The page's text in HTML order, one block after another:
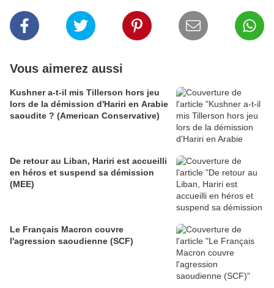
Vous aimerez aussi
Kushner a-t-il mis Tillerson hors jeu
lors de la démission d'Hariri en Arabie
saoudite ? (American Conservative)
De retour au Liban, Hariri est accueilli
en héros et suspend sa démission
(MEE)
Le Français Macron couvre
l'agression saoudienne (SCF)